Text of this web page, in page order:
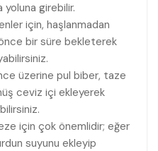
yoluna girebilir.
için, haşlanmadan
bir süre bekleterek
üzerine pul biber, taze
ceviz içi ekleyerek
için çok önemlidir; eğer
suyunu ekleyip